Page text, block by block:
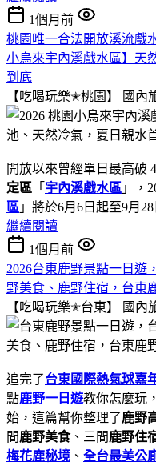
1個月前
桃園唯一合法開放溪流戲
小烏來宇內溪戲水區】天
到底
【吃喝玩樂✭桃園】
國內
開放以來曾經單日最高破
定區 「 宇內溪戲水區 」，
區 」將於6月6日起至9月
繼續閱讀
1個月前
2026台東鹿野景點一日遊
野美食、鹿野住宿，台東
【吃喝玩樂✭台東】
國內
追完了台東國際熱氣球嘉
點鹿野一日遊教你怎麼玩
始，這篇幫你整理了鹿野
間鹿野美食、三間鹿野住
梅花鹿秘境 、 全台最美公